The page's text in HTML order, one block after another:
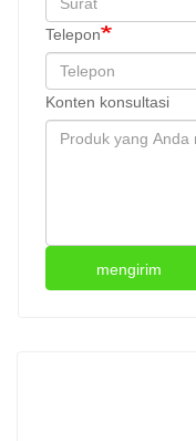
Telepon
Konten konsultasi
mengirim